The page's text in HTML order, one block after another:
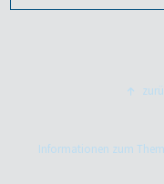
Informationen zum